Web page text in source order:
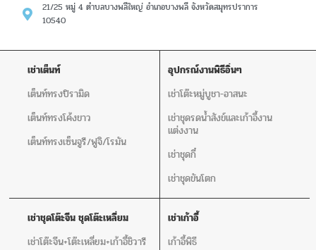
21/25 หมู่ 4 ตำบลบางพลีใหญ่ อำเภอบางพลี จังหวัดสมุทรปราการ
10540
เช่าเต็นท์
เต็นท์ทรงปิรามิด
เต็นท์ทรงโค้งขาว
เต็นท์ทรงเซ็นจูรี/ฟูจิ/โรมัน
อุปกรณ์งานพิธีอิ่นๆ
เช่าโต๊ะหมู่บูชา-อาสนะ
เช่าชุดรดน้ำสังข์และเก้าอี้งาน
แต่งงาน
เช่าชุดกี๋
เช่าชุดขันโตก
เช่าชุดโต๊ะจีน ชุดโต๊ะเหลี่ยม
เช่าโต๊ะจีน+โต๊ะเหลี่ยม+เก้าอี้ชิวารี
เช่าเก้าอี้
เก้าอี้พิธี